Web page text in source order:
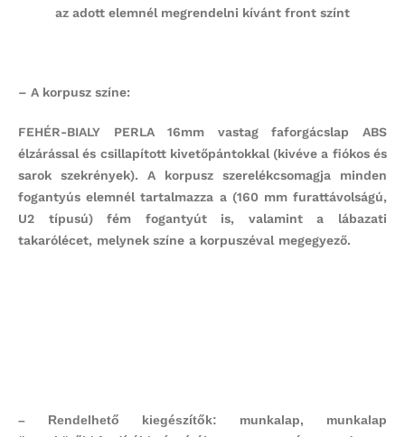
az adott elemnél megrendelni kívánt front színt
– A korpusz színe:
FEHÉR-BIALY PERLA 16mm vastag faforgácslap ABS
élzárással és csillapított kivetőpántokkal (kivéve a fiókos és
sarok szekrények). A korpusz szerelékcsomagja minden
fogantyús elemnél tartalmazza a (160 mm furattávolságú,
U2 típusú) fém fogantyút is, valamint a lábazati
takarólécet, melynek színe a korpuszéval megegyező.
– Rendelhető kiegészítők: munkalap, munkalap